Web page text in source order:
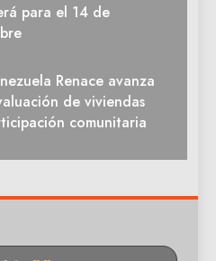
para el 14 de
Renace avanza
de viviendas
comunitaria